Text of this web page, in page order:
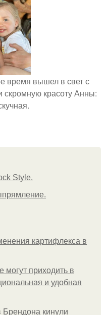
время вышел в свет с
красоту Анны:
Style.
картифлекса в
могут приходить в
и удобная
кинули